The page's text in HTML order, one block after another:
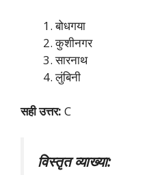
बोधगया
कुशीनगर
सारनाथ
लुंबिनी
सही उत्तर: C
विस्तृत व्याख्या: